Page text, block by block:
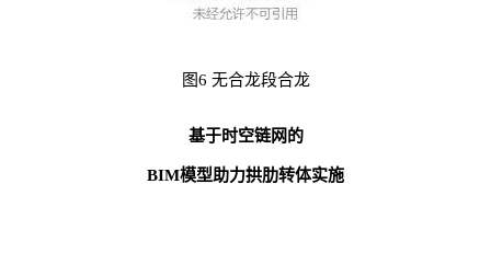
图6 无合龙段合龙
基于时空链网的
BIM模型助力拱肋转体实施